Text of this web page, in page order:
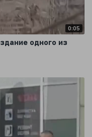
0:05
одного из